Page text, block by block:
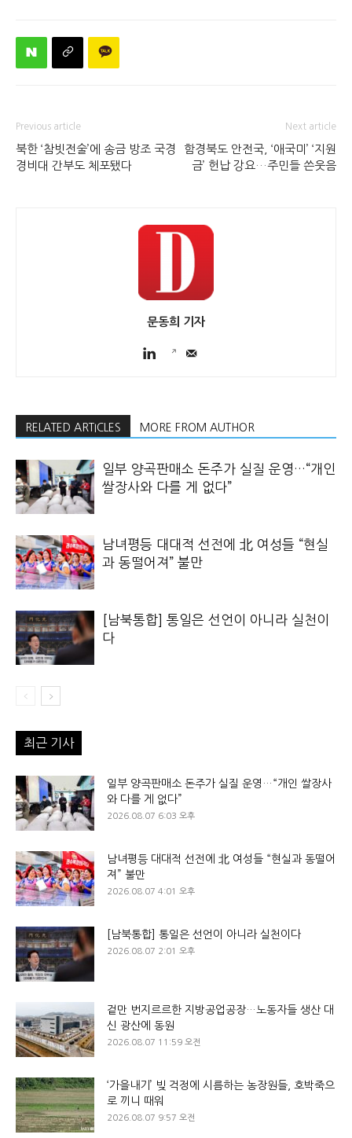
Previous article
북한 ‘참빗전술’에 송금 방조 국경
경비대 간부도 체포됐다
Next article
함경북도 안전국, ‘애국미’ ‘지원
금’ 헌납 강요…주민들 쓴웃음
문동희 기자
RELATED ARTICLES MORE FROM AUTHOR
일부 양곡판매소 돈주가 실질 운영…“개인
쌀장사와 다를 게 없다”
남녀평등 대대적 선전에 北 여성들 “현실
과 동떨어져” 불만
[남북통합] 통일은 선언이 아니라 실천이
다
최근 기사
일부 양곡판매소 돈주가 실질 운영…“개인 쌀장사
와 다를 게 없다”
2026.08.07 6:03 오후
남녀평등 대대적 선전에 北 여성들 “현실과 동떨어
져” 불만
2026.08.07 4:01 오후
[남북통합] 통일은 선언이 아니라 실천이다
2026.08.07 2:01 오후
겉만 번지르르한 지방공업공장…노동자들 생산 대
신 광산에 동원
2026.08.07 11:59 오전
‘가을내기’ 빚 걱정에 시름하는 농장원들, 호박죽으
로 끼니 때워
2026.08.07 9:57 오전